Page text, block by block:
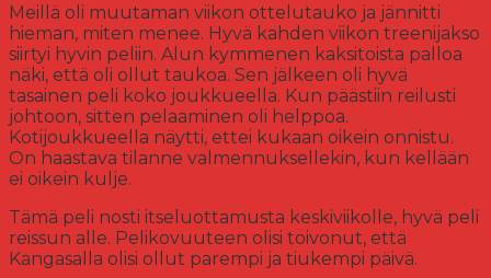
Meillä oli muutaman viikon ottelutauko ja jännitti
hieman, miten menee. Hyvä kahden viikon treenijakso
siirtyi hyvin peliin. Alun kymmenen kaksitoista palloa
näki, että oli ollut taukoa. Sen jälkeen oli hyvä
tasainen peli koko joukkueella. Kun päästiin reilusti
johtoon, sitten pelaaminen oli helppoa.
Kotijoukkueella näytti, ettei kukaan oikein onnistu.
On haastava tilanne valmennuksellekin, kun kellään
ei oikein kulje.
Tämä peli nosti itseluottamusta keskiviikolle, hyvä peli
reissun alle. Pelikovuuteen olisi toivonut, että
Kangasalla olisi ollut parempi ja tiukempi päivä.